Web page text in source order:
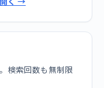
検索回数も無制限